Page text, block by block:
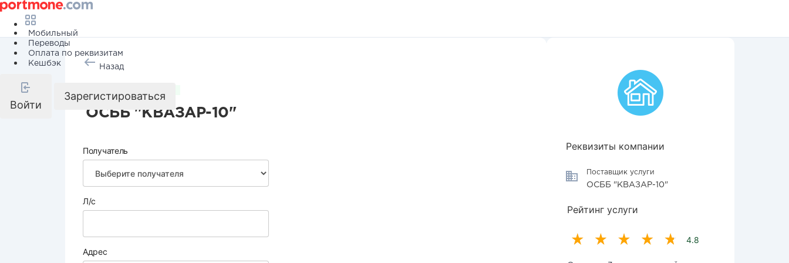
Мобильный
Переводы
Оплата по реквизитам
Кешбэк
Войти
Зарегистироваться
Назад
ОСББ "КВАЗАР-10"
Получатель
Л/с
Адрес
Реквизиты компании
Поставщик услуги
ОСББ "КВАЗАР-10"
Рейтинг услуги
4.8